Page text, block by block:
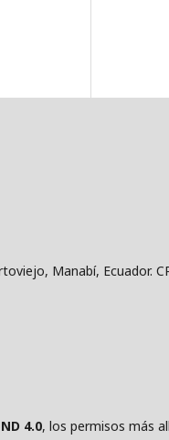
Manabí, Ecuador.
4.0, los permisos más